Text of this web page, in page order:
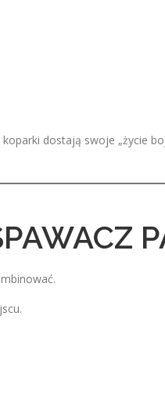
dostają swoje „życie